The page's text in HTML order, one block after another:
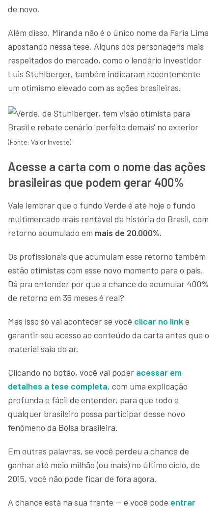
de novo.
Além disso, Miranda não é o único nome da Faria Lima
apostando nessa tese. Alguns dos personagens mais
respeitados do mercado, como o lendário investidor
Luis Stuhlberger, também indicaram recentemente
um otimismo elevado com as ações brasileiras.
(Fonte: Valor Investe)
Acesse a carta com o nome das ações
brasileiras que podem gerar 400%
Vale lembrar que o fundo Verde é até hoje o fundo
multimercado mais rentável da história do Brasil, com
retorno acumulado em mais de 20.000%.
Os profissionais que acumulam esse retorno também
estão otimistas com esse novo momento para o país.
Dá pra entender por que a chance de acumular 400%
de retorno em 36 meses é real?
Mas isso só vai acontecer se você clicar no linke
garantir seu acesso ao conteúdo da carta antes que o
material saia do ar.
Clicando no botão, você vai poder acessar em
detalhes a tese completa, com uma explicação
profunda e fácil de entender, para que todo e
qualquer brasileiro possa participar desse novo
fenômeno da Bolsa brasileira.
Em outras palavras, se você perdeu a chance de
ganhar até meio milhão (ou mais) no último ciclo, de
2015, você não pode ficar de fora agora.
A chance está na sua frente — e você pode entrar